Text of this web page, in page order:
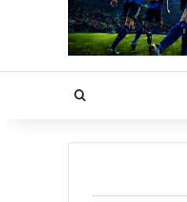
Search for